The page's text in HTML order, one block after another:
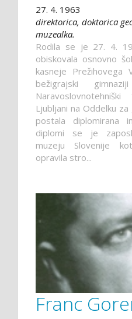
27. 4. 1963
direktorica, doktorica
muzealka.
Rodila se je 27. 4.
obiskovala osnovno
kasneje Prežihovega
bežigrajski
Ljubljani na Oddelku
postala diplomirana
diplomi se je
muzeju Slovenije
opravila stro...
Franc